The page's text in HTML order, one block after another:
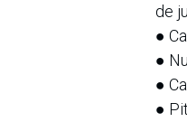
de
●
●
●
●